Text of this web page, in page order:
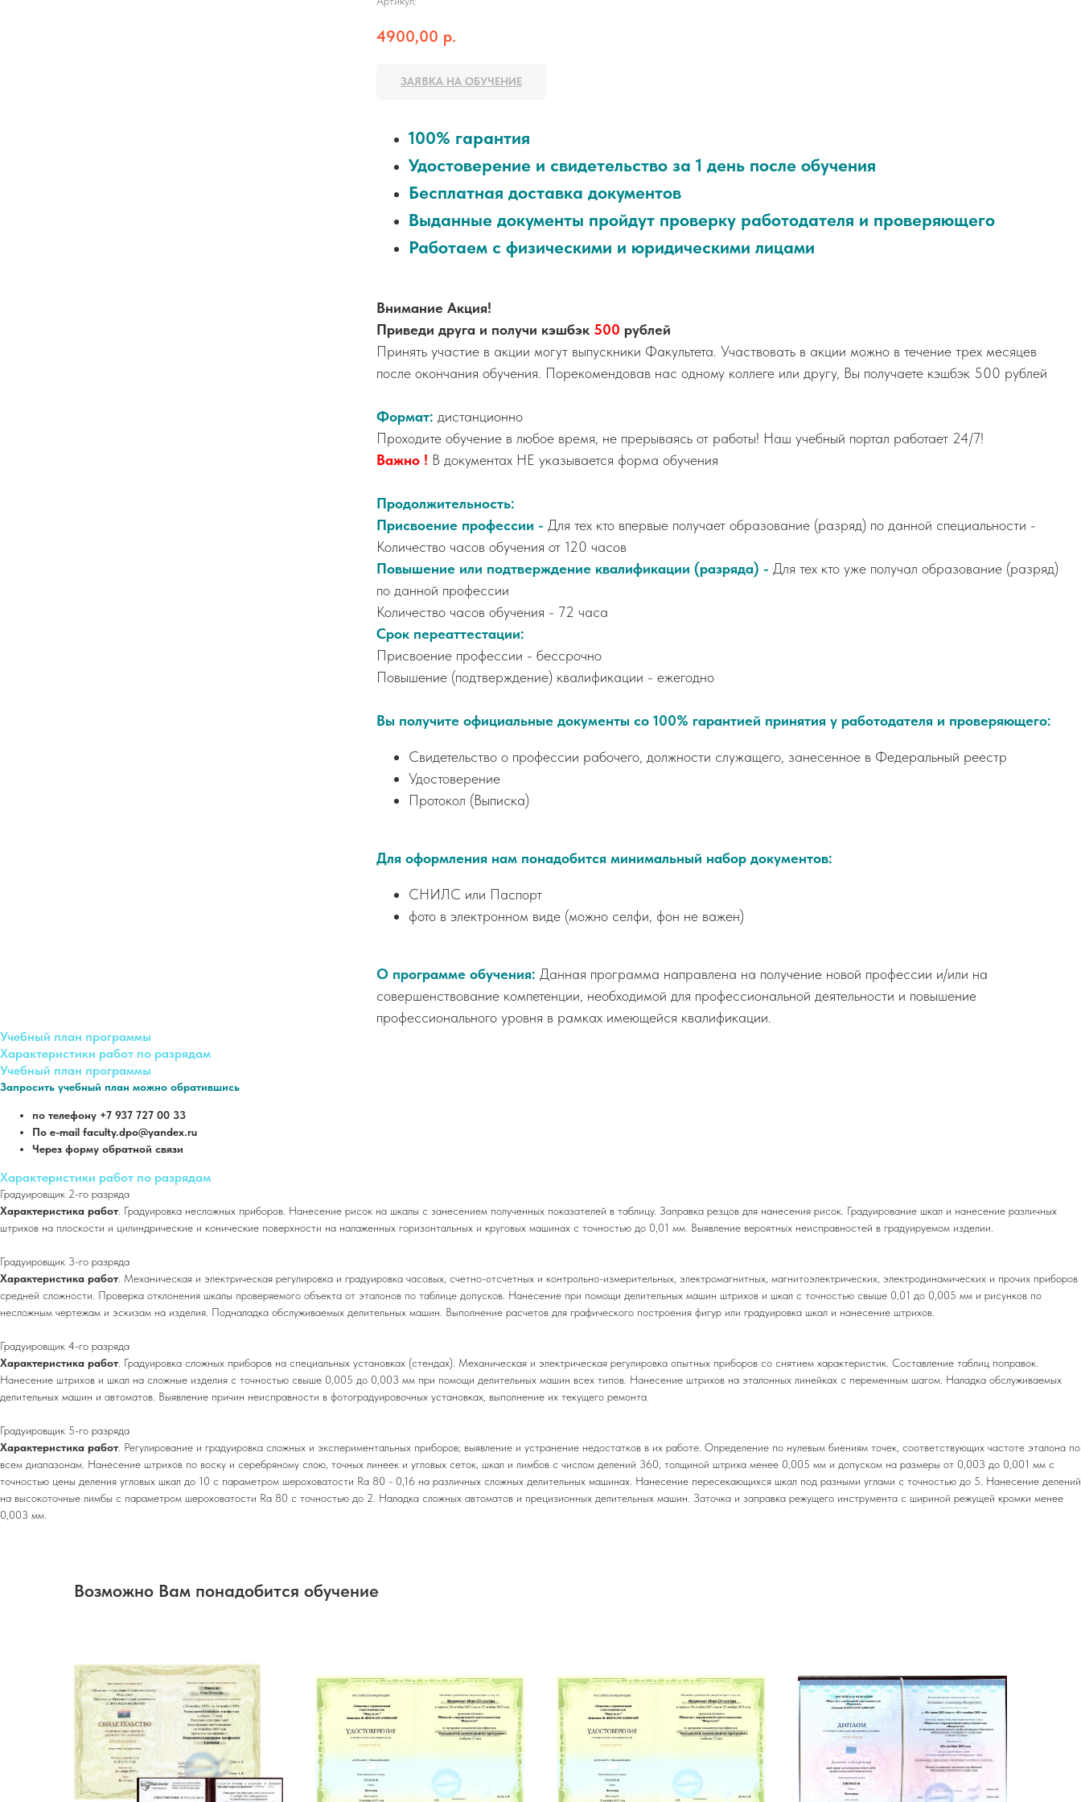
4900,00 р.
ЗАЯВКА НА ОБУЧЕНИЕ
100% гарантия
Удостоверение и свидетельство за 1 день после обучения
Бесплатная доставка документов
Выданные документы пройдут проверку работодателя и проверяющего
Работаем с физическими и юридическими лицами
Внимание Акция!
Приведи друга и получи кэшбэк 500 рублей
Принять участие в акции могут выпускники Факультета. Участвовать в акции можно в течение трех месяцев
после окончания обучения. Порекомендовав нас одному коллеге или другу, Вы получаете кэшбэк 500 рублей
Формат: дистанционно
Проходите обучение в любое время, не прерываясь от работы! Наш учебный портал работает 24/7!
Важно ! В документах НЕ указывается форма обучения
Продолжительность:
Присвоение профессии - Для тех кто впервые получает образование (разряд) по данной специальности -
Количество часов обучения от 120 часов
Повышение или подтверждение квалификации (разряда) - Для тех кто уже получал образование (разряд)
по данной профессии
Количество часов обучения - 72 часа
Срок переаттестации:
Присвоение профессии - бессрочно
Повышение (подтверждение) квалификации - ежегодно
Вы получите официальные документы со 100% гарантией принятия у работодателя и проверяющего:
Свидетельство о профессии рабочего, должности служащего, занесенное в Федеральный реестр
Удостоверение
Протокол (Выписка)
Для оформления нам понадобится минимальный набор документов:
СНИЛС или Паспорт
фото в электронном виде (можно селфи, фон не важен)
О программе обучения: Данная программа направлена на получение новой профессии и/или на
совершенствование компетенции, необходимой для профессиональной деятельности и повышение
профессионального уровня в рамках имеющейся квалификации.
Учебный план программы
Характеристики работ по разрядам
Учебный план программы
Запросить учебный план можно обратившись
по телефону +7 937 727 00 33
По e-mail faculty.dpo@yandex.ru
Через форму обратной связи
Характеристики работ по разрядам
Градуировщик 2-го разряда
Характеристика работ . Градуировка несложных приборов. Нанесение рисок на шкалы с занесением полученных показателей в таблицу. Заправка резцов для нанесения рисок. Градуирование шкал и нанесение различных
штрихов на плоскости и цилиндрические и конические поверхности на налаженных горизонтальных и круговых машинах с точностью до 0,01 мм. Выявление вероятных неисправностей в градуируемом изделии.
Градуировщик 3-го разряда
Характеристика работ . Механическая и электрическая регулировка и градуировка часовых, счетно-отсчетных и контрольно-измерительных, электромагнитных, магнитоэлектрических, электродинамических и прочих приборов
средней сложности. Проверка отклонения шкалы проверяемого объекта от эталонов по таблице допусков. Нанесение при помощи делительных машин штрихов и шкал с точностью свыше 0,01 до 0,005 мм и рисунков по
несложным чертежам и эскизам на изделия. Подналадка обслуживаемых делительных машин. Выполнение расчетов для графического построения фигур или градуировка шкал и нанесение штрихов.
Градуировщик 4-го разряда
Характеристика работ . Градуировка сложных приборов на специальных установках (стендах). Механическая и электрическая регулировка опытных приборов со снятием характеристик. Составление таблиц поправок.
Нанесение штрихов и шкал на сложные изделия с точностью свыше 0,005 до 0,003 мм при помощи делительных машин всех типов. Нанесение штрихов на эталонных линейках с переменным шагом. Наладка обслуживаемых
делительных машин и автоматов. Выявление причин неисправности в фотоградуировочных установках, выполнение их текущего ремонта.
Градуировщик 5-го разряда
Характеристика работ . Регулирование и градуировка сложных и экспериментальных приборов; выявление и устранение недостатков в их работе. Определение по нулевым биениям точек, соответствующих частоте эталона по
всем диапазонам. Нанесение штрихов по воску и серебряному слою, точных линеек и угловых сеток, шкал и лимбов с числом делений 360, толщиной штриха менее 0,005 мм и допуском на размеры от 0,003 до 0,001 мм с
точностью цены деления угловых шкал до 10 с параметром шероховатости Ra 80 - 0,16 на различных сложных делительных машинах. Нанесение пересекающихся шкал под разными углами с точностью до 5. Нанесение делений
на высокоточные лимбы с параметром шероховатости Ra 80 с точностью до 2. Наладка сложных автоматов и прецизионных делительных машин. Заточка и заправка режущего инструмента с шириной режущей кромки менее
0,003 мм.
Возможно Вам понадобится обучение